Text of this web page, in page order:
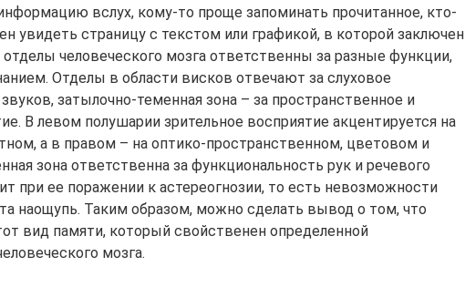
вслух, кому-то проще запоминать прочитанное, кто-
увидеть страницу с текстом или графикой, в которой заключен
человеческого мозга ответственны за разные функции,
Отделы в области висков отвечают за слуховое
затылочно-теменная зона – за пространственное и
В левом полушарии зрительное восприятие акцентируется на
а в правом – на оптико-пространственном, цветовом и
зона ответственна за функциональность рук и речевого
при ее поражении к астереогнозии, то есть невозможности
наощупь. Таким образом, можно сделать вывод о том, что
вид памяти, который свойственен определенной
мозга.